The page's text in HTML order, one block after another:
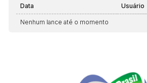
Data Usuário
Nenhum lance até o momento